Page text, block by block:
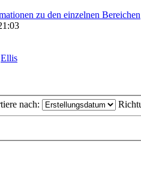
zu den einzelnen Bereichen
Ellis
nach: